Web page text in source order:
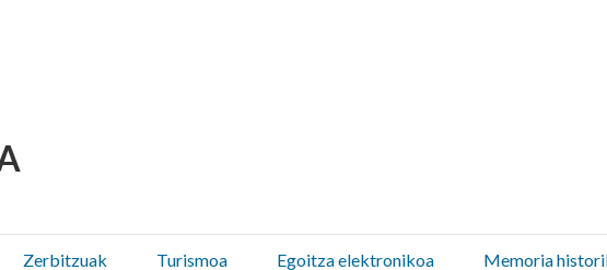
Zerbitzuak Turismoa Egoitza elektronikoa Memoria